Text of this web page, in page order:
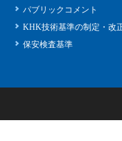
パブリックコメント
KHK技術基準の制定・改
保安検査基準